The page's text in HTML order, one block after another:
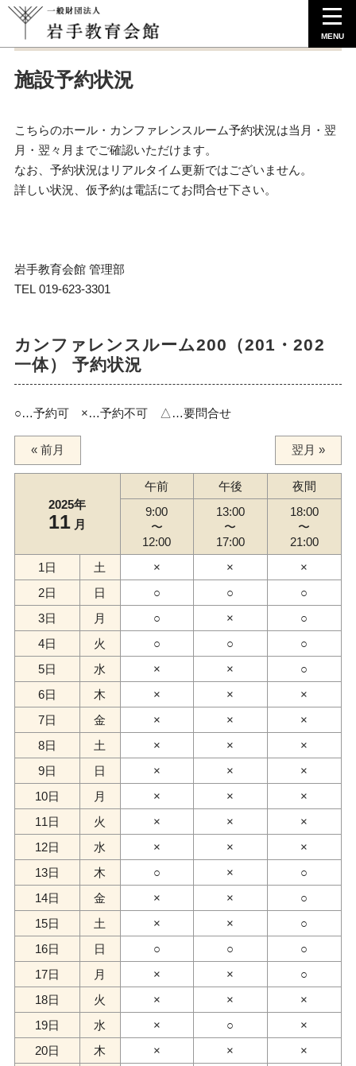
施設予約状況
こちらのホール・カンファレンスルーム予約状況は当月・翌
月・翌々月までご確認いただけます。
なお、予約状況はリアルタイム更新ではございません。
詳しい状況、仮予約は電話にてお問合せ下さい。
岩手教育会館 管理部
TEL 019-623-3301
カンファレンスルーム200（201・202
一体） 予約状況
○…予約可 ×…予約不可 △…要問合せ
« 前月 翌月 »
2025年
11 月
午前 午後
夜間
9:00
〜
12:00
13:00
〜
17:00
18:00
〜
21:00
1日
土 × ×
×
2日
日 ○ ○
○
3日
月 ○ ×
○
4日
火 ○ ○
○
5日
水 × ×
○
6日
木 × ×
×
7日
金 × ×
×
8日
土 × ×
×
9日
日 × ×
×
10日
月 × ×
×
11日
火 × ×
×
12日
水 × ×
×
13日
木 ○ ×
○
14日
金 × ×
○
15日
土 × ×
○
16日
日 ○ ○
○
17日
月 × ×
○
18日
火 × ×
×
19日
水 × ○
×
20日
木 × ×
×
MENU